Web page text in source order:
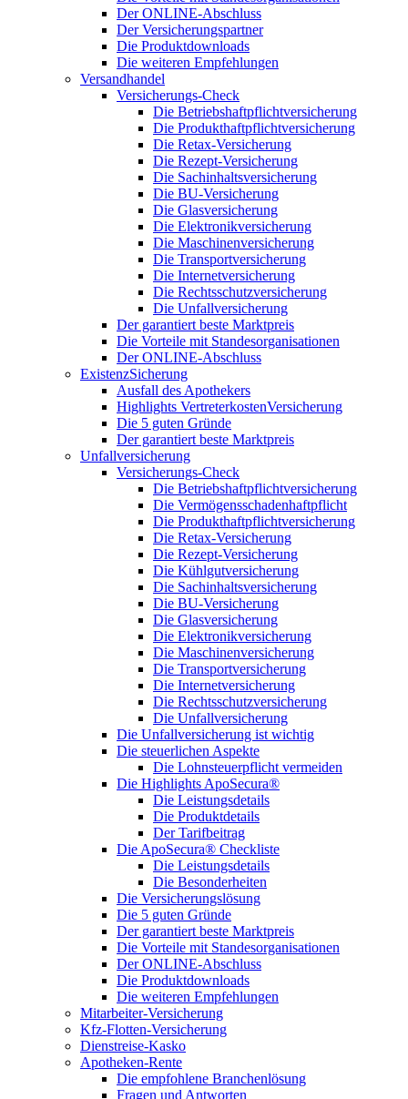
Der ONLINE-Abschluss
Der Versicherungspartner
Die Produktdownloads
Die weiteren Empfehlungen
Versandhandel
Versicherungs-Check
Die Betriebshaftpflichtversicherung
Die Produkthaftpflichtversicherung
Die Retax-Versicherung
Die Rezept-Versicherung
Die Sachinhaltsversicherung
Die BU-Versicherung
Die Glasversicherung
Die Elektronikversicherung
Die Maschinenversicherung
Die Transportversicherung
Die Internetversicherung
Die Rechtsschutzversicherung
Die Unfallversicherung
Der garantiert beste Marktpreis
Die Vorteile mit Standesorganisationen
Der ONLINE-Abschluss
ExistenzSicherung
Ausfall des Apothekers
Highlights VertreterkostenVersicherung
Die 5 guten Gründe
Der garantiert beste Marktpreis
Unfallversicherung
Versicherungs-Check
Die Betriebshaftpflichtversicherung
Die Vermögensschadenhaftpflicht
Die Produkthaftpflichtversicherung
Die Retax-Versicherung
Die Rezept-Versicherung
Die Kühlgutversicherung
Die Sachinhaltsversicherung
Die BU-Versicherung
Die Glasversicherung
Die Elektronikversicherung
Die Maschinenversicherung
Die Transportversicherung
Die Internetversicherung
Die Rechtsschutzversicherung
Die Unfallversicherung
Die Unfallversicherung ist wichtig
Die steuerlichen Aspekte
Die Lohnsteuerpflicht vermeiden
Die Highlights ApoSecura®
Die Leistungsdetails
Die Produktdetails
Der Tarifbeitrag
Die ApoSecura® Checkliste
Die Leistungsdetails
Die Besonderheiten
Die Versicherungslösung
Die 5 guten Gründe
Der garantiert beste Marktpreis
Die Vorteile mit Standesorganisationen
Der ONLINE-Abschluss
Die Produktdownloads
Die weiteren Empfehlungen
Mitarbeiter-Versicherung
Kfz-Flotten-Versicherung
Dienstreise-Kasko
Apotheken-Rente
Die empfohlene Branchenlösung
Fragen und Antworten